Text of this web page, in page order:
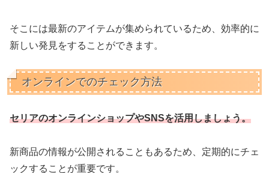
そこには最新のアイテムが集められているため、効率的に
新しい発見をすることができます。
オンラインでのチェック方法
セリアのオンラインショップやSNSを活用しましょう。
新商品の情報が公開されることもあるため、定期的にチェ
ックすることが重要です。